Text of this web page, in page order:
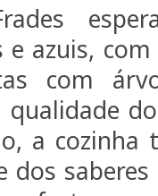
e azuis,
com
a cozinha
dos